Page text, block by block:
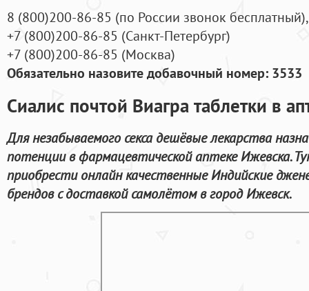
8 (800)200-86-85 (по России звонок бесплатный),
+7 (800)200-86-85 (Санкт-Петербург)
+7 (800)200-86-85 (Москва)
Обязательно назовите добавочный номер: 3533
Сиалис почтой Виагра таблетки в
Для незабываемого секса дешёвые лекарства
потенции в фармацевтической аптеке Ижевска.
приобрести онлайн качественные Индийские
брендов с доставкой самолётом в город Ижевск.